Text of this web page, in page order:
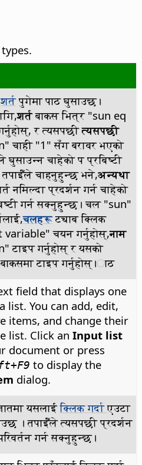
शर्तपुगेमा पाठ घुसाउछ।
शर्तबाकस भित्र "sun eq
र त्यसपछीत्यसपछी
चाही "1" सँग बरावर भएको
घुसाउन्न चाहेको प प्रबिष्टी
तपाईँंले चाहनुहुन्छ भने,अन्यथा
नमिल्दा प्रदर्शन गर्न चाहेको
गर्न सक्नुहुन्छ। चल "sun"
चलहरूट्याब क्लिक
variable" चयन गर्नुहोस्,नाम
टाइप गर्नुहोस् र यसको
टाइप गर्नुहोस्।ाठ
field that displays one
list. You can add, edit,
items, and change their
list. Click an Input list
document or press
to display the
dialog.
यसलाईक्लिक गर्दाएउटा
। तपाईँंले त्यसपछी प्रदर्शन
गर्न सक्नुहुन्छ।